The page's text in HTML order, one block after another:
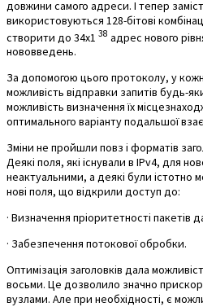
довжини самого адреси. І тепер
використовуються 128-бітові
створити до 34х1 38 адрес нового
нововведень.
За допомогою цього протоколу, у
можливість відправки запитів будь-
можливість визначення їх
оптимального варіанту подальшої
Зміни не пройшли повз і форматів
Деякі поля, які існували в IPv4, для
неактуальними, а деякі були істотно
нові поля, що відкрили доступ до:
· Визначення пріоритетності пакетів
· Забезпечення потокової обробки.
Оптимізація заголовків дала
восьми. Це дозволило значно
вузлами. Але при необхідності, є